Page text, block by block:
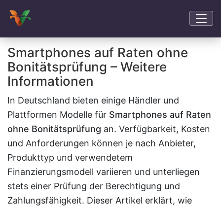
Smartphones auf Raten ohne
Bonitätsprüfung – Weitere
Informationen
In Deutschland bieten einige Händler und
Plattformen Modelle für Smartphones auf Raten
ohne Bonitätsprüfung an. Verfügbarkeit, Kosten
und Anforderungen können je nach Anbieter,
Produkttyp und verwendetem
Finanzierungsmodell variieren und unterliegen
stets einer Prüfung der Berechtigung und
Zahlungsfähigkeit. Dieser Artikel erklärt, wie